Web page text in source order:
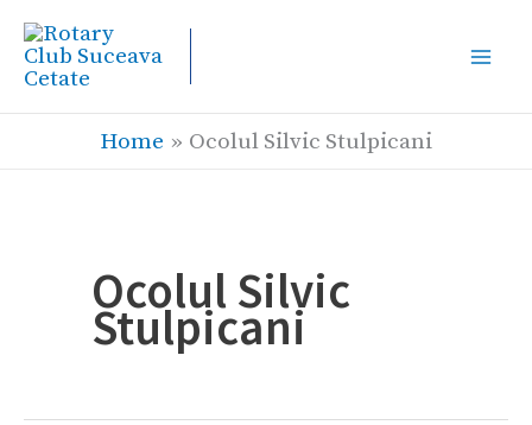
Skip
content
Home
Ocolul Silvic Stulpicani
Ocolul Silvic
Stulpicani